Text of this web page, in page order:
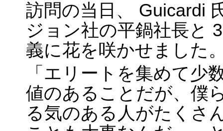
訪問の当日、 Guicardi
ジョン社の平鍋社長と
義に花を咲かせました
「エリートを集めて少
値のあることだが、僕
る気のある人がたくさ